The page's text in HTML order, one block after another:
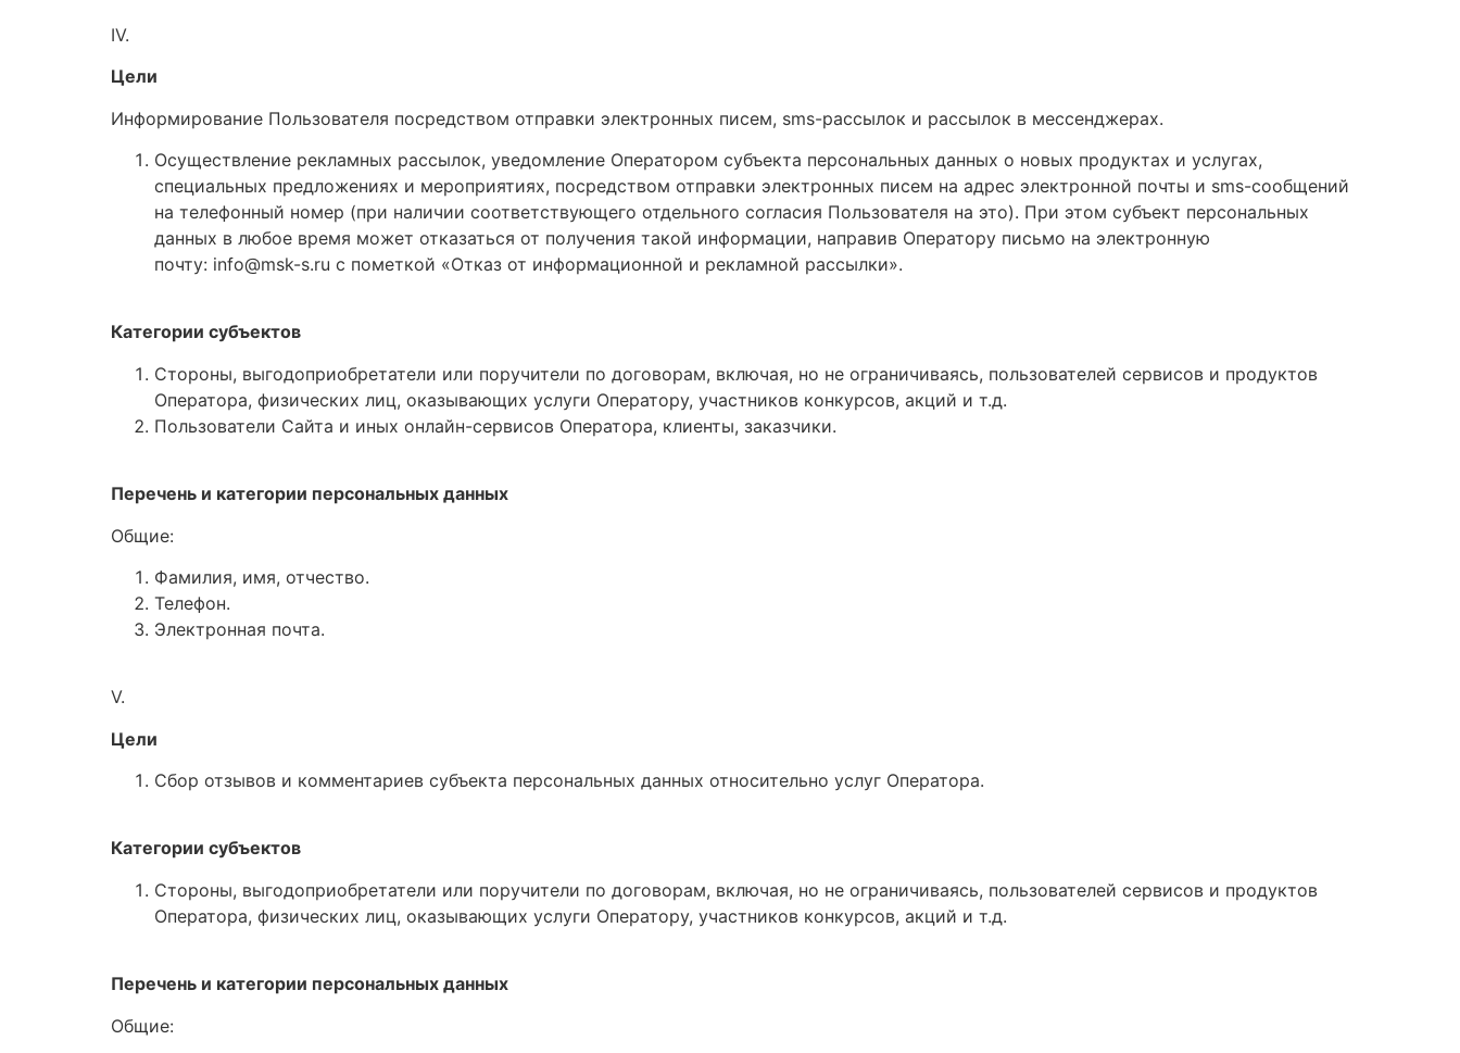
IV.
Цели
Информирование Пользователя посредством отправки электронных писем, sms-рассылок и рассылок в мессенджерах.
Осуществление рекламных рассылок, уведомление Оператором субъекта персональных данных о новых продуктах и услугах,
специальных предложениях и мероприятиях, посредством отправки электронных писем на адрес электронной почты и sms-сообщений
на телефонный номер (при наличии соответствующего отдельного согласия Пользователя на это). При этом субъект персональных
данных в любое время может отказаться от получения такой информации, направив Оператору письмо на электронную
почту: info@msk-s.ru с пометкой «Отказ от информационной и рекламной рассылки».
Категории субъектов
Стороны, выгодоприобретатели или поручители по договорам, включая, но не ограничиваясь, пользователей сервисов и продуктов
Оператора, физических лиц, оказывающих услуги Оператору, участников конкурсов, акций и т.д.
Пользователи Сайта и иных онлайн-сервисов Оператора, клиенты, заказчики.
Перечень и категории персональных данных
Общие:
Фамилия, имя, отчество.
Телефон.
Электронная почта.
V.
Цели
Сбор отзывов и комментариев субъекта персональных данных относительно услуг Оператора.
Категории субъектов
Стороны, выгодоприобретатели или поручители по договорам, включая, но не ограничиваясь, пользователей сервисов и продуктов
Оператора, физических лиц, оказывающих услуги Оператору, участников конкурсов, акций и т.д.
Перечень и категории персональных данных
Общие: